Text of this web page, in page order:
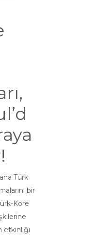
Türk
bir
Kore
etkinliği